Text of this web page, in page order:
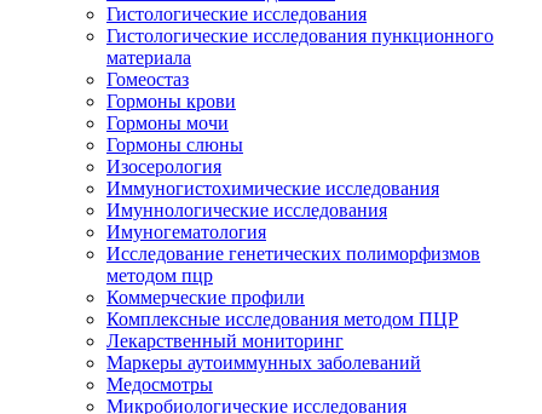
Гистологические исследования
Гистологические исследования пункционного
материала
Гомеостаз
Гормоны крови
Гормоны мочи
Гормоны слюны
Изосерология
Иммуногистохимические исследования
Имуннологические исследования
Имуногематология
Исследование генетических полиморфизмов
методом пцр
Коммерческие профили
Комплексные исследования методом ПЦР
Лекарственный мониторинг
Маркеры аутоиммунных заболеваний
Медосмотры
Микробиологические исследования